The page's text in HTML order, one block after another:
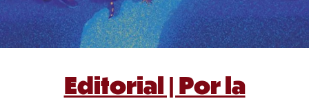
Editorial | Por la